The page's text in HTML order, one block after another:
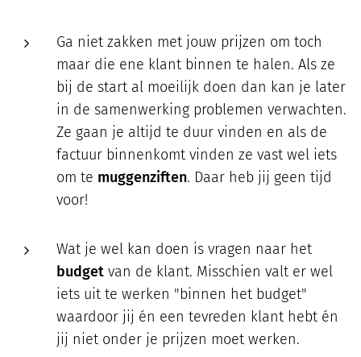
Ga niet zakken met jouw prijzen om toch
maar die ene klant binnen te halen. Als ze
bij de start al moeilijk doen dan kan je later
in de samenwerking problemen verwachten.
Ze gaan je altijd te duur vinden en als de
factuur binnenkomt vinden ze vast wel iets
om te muggenziften. Daar heb jij geen tijd
voor!
Wat je wel kan doen is vragen naar het
budget van de klant. Misschien valt er wel
iets uit te werken "binnen het budget"
waardoor jij én een tevreden klant hebt én
jij niet onder je prijzen moet werken.